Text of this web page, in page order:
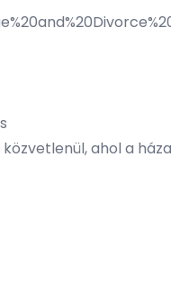
ahol a